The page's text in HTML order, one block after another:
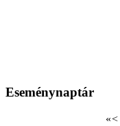
Eseménynaptár
«<